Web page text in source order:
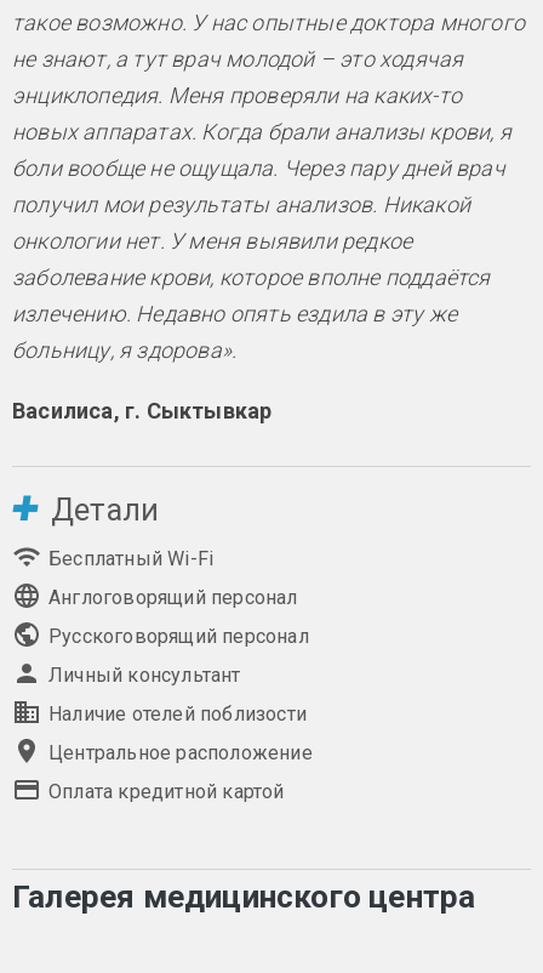
такое возможно. У нас опытные доктора многого
не знают, а тут врач молодой – это ходячая
энциклопедия. Меня проверяли на каких-то
новых аппаратах. Когда брали анализы крови, я
боли вообще не ощущала. Через пару дней врач
получил мои результаты анализов. Никакой
онкологии нет. У меня выявили редкое
заболевание крови, которое вполне поддаётся
излечению. Недавно опять ездила в эту же
больницу, я здорова».
Василиса, г. Сыктывкар
Детали
Бесплатный Wi-Fi
Англоговорящий персонал
Русскоговорящий персонал
Личный консультант
Наличие отелей поблизости
Центральное расположение
Оплата кредитной картой
Галерея медицинского центра